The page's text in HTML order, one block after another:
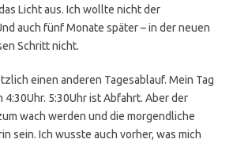
Licht aus. Ich wollte nicht der
auch fünf Monate später – in der neuen
Schritt nicht.
einen anderen Tagesablauf. Mein Tag
5:30Uhr ist Abfahrt. Aber der
wach werden und die morgendliche
sein. Ich wusste auch vorher, was mich